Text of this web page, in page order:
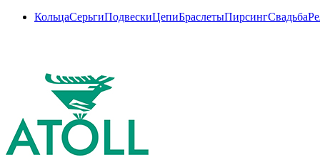
КольцаСерьгиПодвескиЦепиБраслетыПирсингСвадьба